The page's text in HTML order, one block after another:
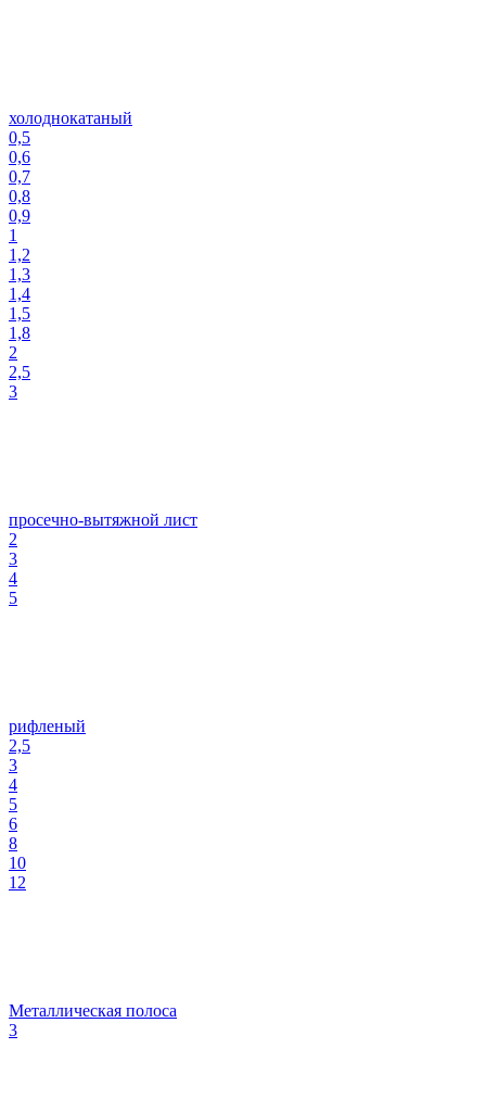
холоднокатаный
0,5
0,6
0,7
0,8
0,9
1
1,2
1,3
1,4
1,5
1,8
2
2,5
3
просечно-вытяжной лист
2
3
4
5
рифленый
2,5
3
4
5
6
8
10
12
Металлическая полоса
3